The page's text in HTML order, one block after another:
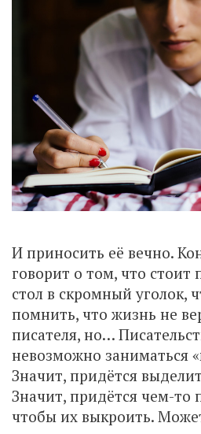
И приносить её вечно.
говорит о том, что стоит
стол в скромный уголок,
помнить, что жизнь не
писателя, но…
невозможно заниматься
Значит, придётся
Значит, придётся чем-то
чтобы их выкроить.